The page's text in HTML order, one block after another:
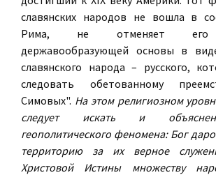
славянских народов не вошла в
Рима, не отменяет его
державообразующей основы в
славянского народа – русского,
следовать обетованному
Симовых". На этом религиозном
следует искать и
геополитического феномена: Бог
территорию за их верное
Христовой Истины множеству